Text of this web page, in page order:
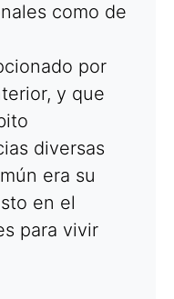
como de
por
y que
diversas
era su
en el
para vivir